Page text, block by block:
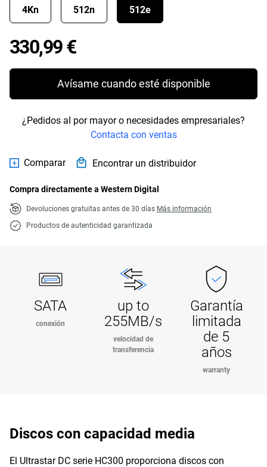
4Kn 512n 512e
330,99 €Price 330,99 €
Avísame cuando esté disponible
¿Pedidos al por mayor o necesidades empresariales?
Contacta con ventas
Comparar Encontrar un distribuidor
Compra directamente a Western Digital
Devoluciones gratuitas antes de 30 días Más información
Productos de autenticidad garantizada
SATA
conexión
up to
255MB/s
velocidad de
transferencia
Garantía
limitada
de 5
años
warranty
Discos con capacidad media
El Ultrastar DC serie HC300 proporciona discos con